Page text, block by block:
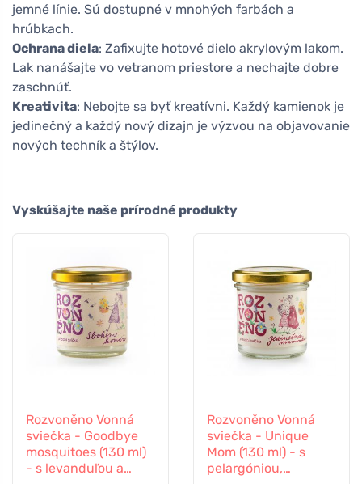
jemné línie. Sú dostupné v mnohých farbách a
hrúbkach.
Ochrana diela: Zafixujte hotové dielo akrylovým lakom.
Lak nanášajte vo vetranom priestore a nechajte dobre
zaschnúť.
Kreativita: Nebojte sa byť kreatívni. Každý kamienok je
jedinečný a každý nový dizajn je výzvou na objavovanie
nových techník a štýlov.
Vyskúšajte naše prírodné produkty
Rozvoněno Vonná
sviečka - Goodbye
mosquitoes (130 ml)
- s levanduľou a
Rozvoněno Vonná
sviečka - Unique
Mom (130 ml) - s
pelargóniou,